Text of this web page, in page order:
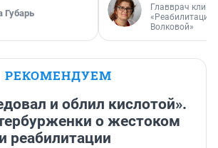
Главврач
«Реабилитация
Волковой»
РЕКОМЕНДУЕМ
и облил кислотой».
о жестоком
реабилитации